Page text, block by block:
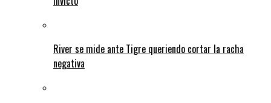
River se mide ante Tigre queriendo cortar la racha
negativa